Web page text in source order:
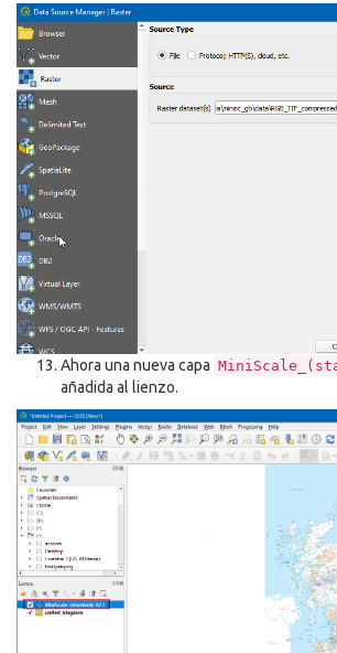
Ahora una nueva capa
añadida al lienzo.